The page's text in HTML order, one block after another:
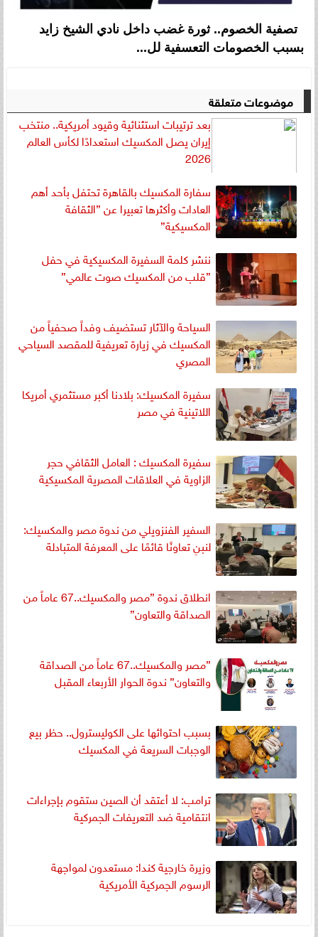
تصفية الخصوم.. ثورة غضب داخل نادي الشيخ زايد
بسبب الخصومات التعسفية لل...
موضوعات متعلقة
بعد ترتيبات استثنائية وقيود أمريكية.. منتخب
إيران يصل المكسيك استعدادًا لكأس العالم
2026
سفارة المكسيك بالقاهرة تحتفل بأحد أهم
العادات وأكثرها تعبيرا عن ”الثقافة
المكسيكية”
ننشر كلمة السفيرة المكسيكية في حفل
”قلب من المكسيك صوت عالمي”
السياحة والآثار تستضيف وفداً صحفياً من
المكسيك في زيارة تعريفية للمقصد السياحي
المصري
سفيرة المكسيك: بلادنا أكبر مستثمري أمريكا
اللاتينية في مصر
سفيرة المكسيك : العامل الثقافي حجر
الزاوية في العلاقات المصرية المكسيكية
السفير الفنزويلي من ندوة مصر والمكسيك:
لنبنِ تعاونًا قائمًا على المعرفة المتبادلة
انطلاق ندوة ”مصر والمكسيك..67 عاماً من
الصداقة والتعاون”
”مصر والمكسيك..67 عاماً من الصداقة
والتعاون” ندوة الحوار الأربعاء المقبل
بسبب احتوائها على الكوليسترول.. حظر بيع
الوجبات السريعة في المكسيك
ترامب: لا أعتقد أن الصين ستقوم بإجراءات
انتقامية ضد التعريفات الجمركية
وزيرة خارجية كندا: مستعدون لمواجهة
الرسوم الجمركية الأمريكية